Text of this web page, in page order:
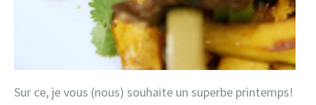
Sur ce, je vous (nous) souhaite un superbe printemps!